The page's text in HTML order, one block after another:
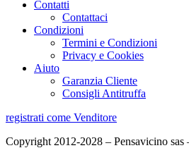
Contatti
Contattaci
Condizioni
Termini e Condizioni
Privacy e Cookies
Aiuto
Garanzia Cliente
Consigli Antitruffa
registrati come Venditore
Copyright 2012-2028 – Pensavicino sas